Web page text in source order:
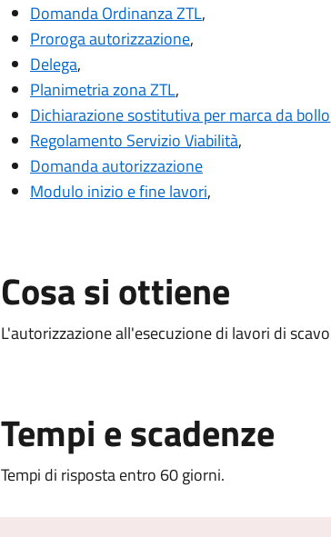
Domanda Ordinanza ZTL,
Proroga autorizzazione,
Delega,
Planimetria zona ZTL,
Dichiarazione sostitutiva per marca da bollo
Regolamento Servizio Viabilità,
Domanda autorizzazione
Modulo inizio e fine lavori,
Cosa si ottiene
L'autorizzazione all'esecuzione di lavori di
Tempi e scadenze
Tempi di risposta entro 60 giorni.